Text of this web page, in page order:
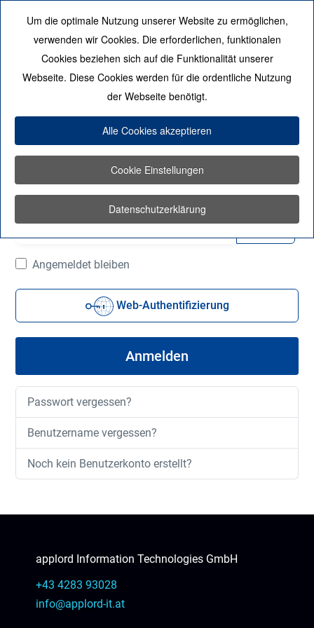
Um die optimale Nutzung unserer Website zu ermöglichen,
verwenden wir Cookies. Die erforderlichen, funktionalen
Cookies beziehen sich auf die Funktionalität unserer
Webseite. Diese Cookies werden für die ordentliche Nutzung
der Webseite benötigt.
Alle Cookies akzeptieren
Cookie Einstellungen
Datenschutzerklärung
Passwort*
Angemeldet bleiben
Web-Authentifizierung
Anmelden
Passwort vergessen?
Benutzername vergessen?
Noch kein Benutzerkonto erstellt?
applord Information Technologies GmbH
+43 4283 93028
info@applord-it.at